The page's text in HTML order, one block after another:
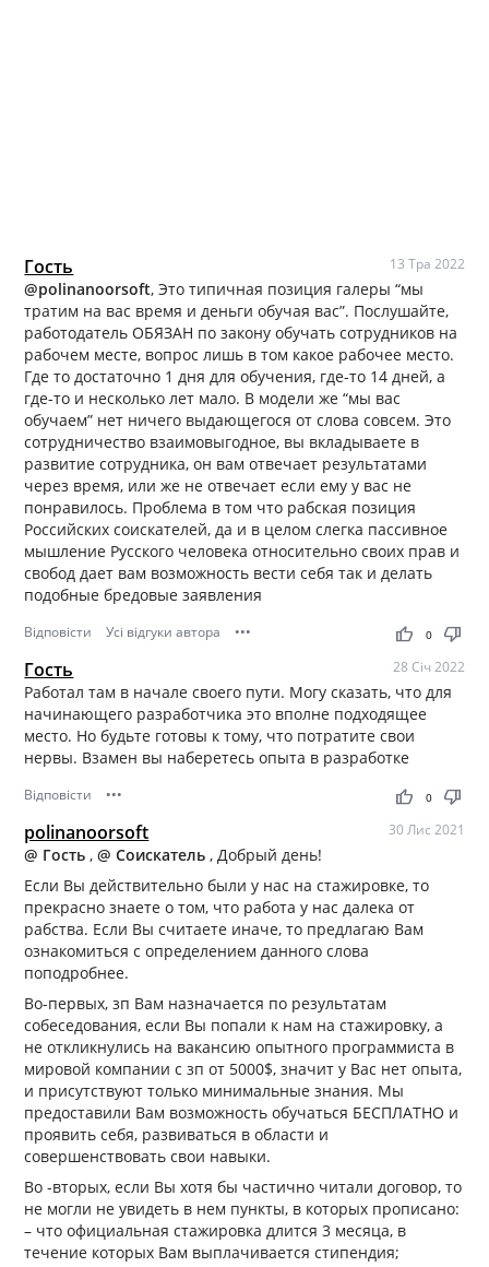
Гость 13 Тра 2022
@polinanoorsoft, Это типичная позиция галеры “мы
тратим на вас время и деньги обучая вас”. Послушайте,
работодатель ОБЯЗАН по закону обучать сотрудников на
рабочем месте, вопрос лишь в том какое рабочее место.
Где то достаточно 1 дня для обучения, где-то 14 дней, а
где-то и несколько лет мало. В модели же “мы вас
обучаем” нет ничего выдающегося от слова совсем. Это
сотрудничество взаимовыгодное, вы вкладываете в
развитие сотрудника, он вам отвечает результатами
через время, или же не отвечает если ему у вас не
понравилось. Проблема в том что рабская позиция
Российских соискателей, да и в целом слегка пассивное
мышление Русского человека относительно своих прав и
свобод дает вам возможность вести себя так и делать
подобные бредовые заявления
Відповісти Усі відгуки автора ••• thumb_up thumb_down
0
Гость 28 Січ 2022
Работал там в начале своего пути. Могу сказать, что для
начинающего разработчика это вполне подходящее
место. Но будьте готовы к тому, что потратите свои
нервы. Взамен вы наберетесь опыта в разработке
Відповісти ••• thumb_up thumb_down
0
polinanoorsoft 30 Лис 2021
@ Гость,@ Соискатель, Добрый день!
Если Вы действительно были у нас на стажировке, то
прекрасно знаете о том, что работа у нас далека от
рабства. Если Вы считаете иначе, то предлагаю Вам
ознакомиться с определением данного слова
поподробнее.
Во-первых, зп Вам назначается по результатам
собеседования, если Вы попали к нам на стажировку, а
не откликнулись на вакансию опытного программиста в
мировой компании с зп от 5000$, значит у Вас нет опыта,
и присутствуют только минимальные знания. Мы
предоставили Вам возможность обучаться БЕСПЛАТНО и
проявить себя, развиваться в области и
совершенствовать свои навыки.
Во -вторых, если Вы хотя бы частично читали договор, то
не могли не увидеть в нем пункты, в которых прописано:
– что официальная стажировка длится 3 месяца, в
течение которых Вам выплачивается стипендия;